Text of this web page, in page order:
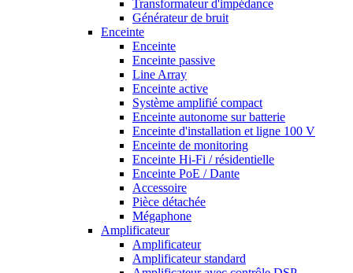
Transformateur d'impédance
Générateur de bruit
Enceinte
Enceinte
Enceinte passive
Line Array
Enceinte active
Système amplifié compact
Enceinte autonome sur batterie
Enceinte d'installation et ligne 100 V
Enceinte de monitoring
Enceinte Hi-Fi / résidentielle
Enceinte PoE / Dante
Accessoire
Pièce détachée
Mégaphone
Amplificateur
Amplificateur
Amplificateur standard